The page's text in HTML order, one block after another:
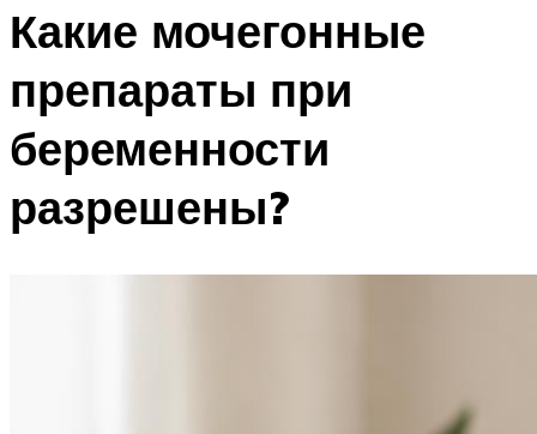
Какие мочегонные
препараты при
беременности
разрешены?